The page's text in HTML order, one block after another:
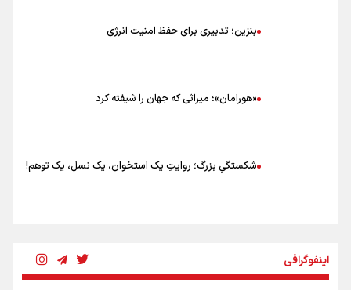
بنزین؛ تدبیری برای حفظ امنیت انرژی
«هورامان»؛ میراثی که جهان را شیفته کرد
شکستگیِ بزرگ؛ روایتِ یک استخوان، یک نسل، یک توهم!
اینفوگرافی